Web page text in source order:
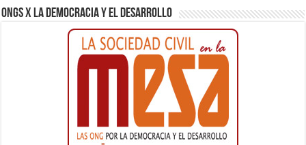
ONGs x la democracia y el desarrollo